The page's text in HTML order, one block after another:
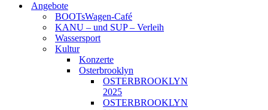
Angebote
BOOTsWagen-Café
KANU – und SUP – Verleih
Wassersport
Kultur
Konzerte
Osterbrooklyn
OSTERBROOKLYN
2025
OSTERBROOKLYN